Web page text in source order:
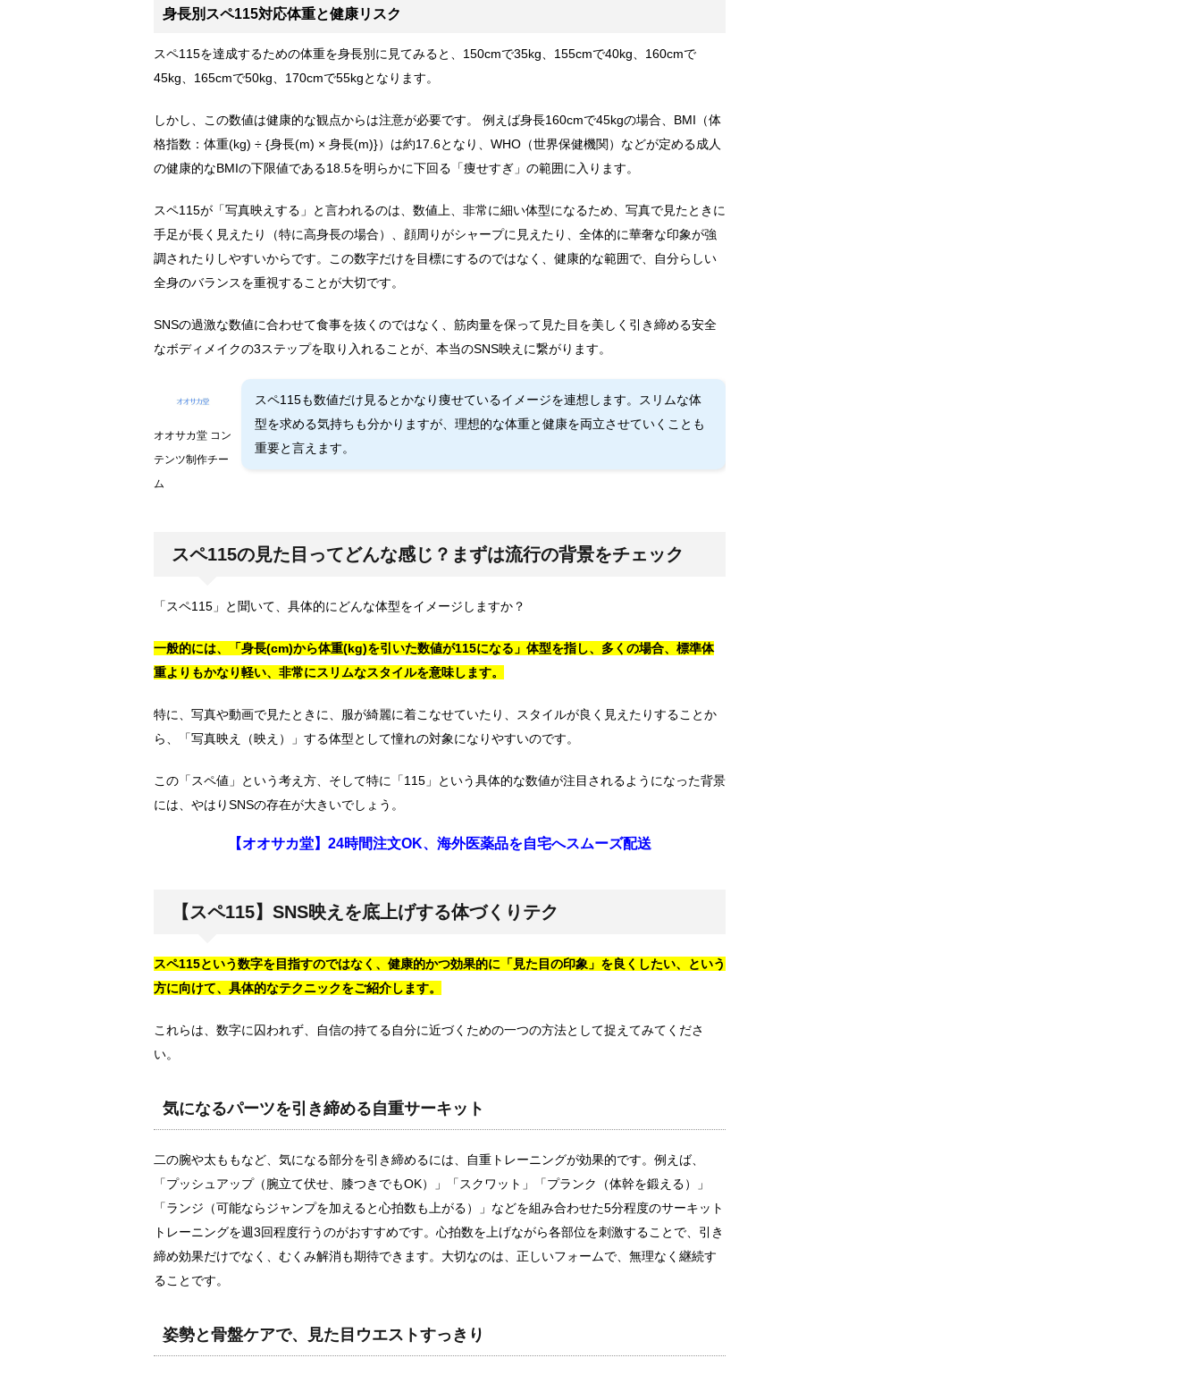
身長別スペ115対応体重と健康リスク
スペ115を達成するための体重を身長別に見てみると、150cmで35kg、155cmで40kg、160cmで
45kg、165cmで50kg、170cmで55kgとなります。
しかし、この数値は健康的な観点からは注意が必要です。 例えば身長160cmで45kgの場合、BMI（体
格指数：体重(kg) ÷ {身長(m) × 身長(m)}）は約17.6となり、WHO（世界保健機関）などが定める成人
の健康的なBMIの下限値である18.5を明らかに下回る「痩せすぎ」の範囲に入ります。
スペ115が「写真映えする」と言われるのは、数値上、非常に細い体型になるため、写真で見たときに
手足が長く見えたり（特に高身長の場合）、顔周りがシャープに見えたり、全体的に華奢な印象が強
調されたりしやすいからです。この数字だけを目標にするのではなく、健康的な範囲で、自分らしい
全身のバランスを重視することが大切です。
SNSの過激な数値に合わせて食事を抜くのではなく、筋肉量を保って見た目を美しく引き締める安全
なボディメイクの3ステップを取り入れることが、本当のSNS映えに繋がります。
オオサカ堂 コン
テンツ制作チー
ム
スペ115も数値だけ見るとかなり痩せているイメージを連想します。スリムな体
型を求める気持ちも分かりますが、理想的な体重と健康を両立させていくことも
重要と言えます。
スペ115の見た目ってどんな感じ？まずは流行の背景をチェック
「スペ115」と聞いて、具体的にどんな体型をイメージしますか？
一般的には、「身長(cm)から体重(kg)を引いた数値が115になる」体型を指し、多くの場合、標準体
重よりもかなり軽い、非常にスリムなスタイルを意味します。
特に、写真や動画で見たときに、服が綺麗に着こなせていたり、スタイルが良く見えたりすることか
ら、「写真映え（映え）」する体型として憧れの対象になりやすいのです。
この「スペ値」という考え方、そして特に「115」という具体的な数値が注目されるようになった背景
には、やはりSNSの存在が大きいでしょう。
【オオサカ堂】24時間注文OK、海外医薬品を自宅へスムーズ配送
【スペ115】SNS映えを底上げする体づくりテク
スペ115という数字を目指すのではなく、健康的かつ効果的に「見た目の印象」を良くしたい、という
方に向けて、具体的なテクニックをご紹介します。
これらは、数字に囚われず、自信の持てる自分に近づくための一つの方法として捉えてみてくださ
い。
気になるパーツを引き締める自重サーキット
二の腕や太ももなど、気になる部分を引き締めるには、自重トレーニングが効果的です。例えば、
「プッシュアップ（腕立て伏せ、膝つきでもOK）」「スクワット」「プランク（体幹を鍛える）」
「ランジ（可能ならジャンプを加えると心拍数も上がる）」などを組み合わせた5分程度のサーキット
トレーニングを週3回程度行うのがおすすめです。心拍数を上げながら各部位を刺激することで、引き
締め効果だけでなく、むくみ解消も期待できます。大切なのは、正しいフォームで、無理なく継続す
ることです。
姿勢と骨盤ケアで、見た目ウエストすっきり